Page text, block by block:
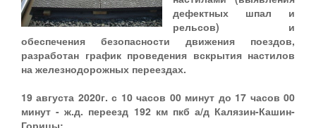
дефектных шпал и
рельсов) и
обеспечения безопасности движения поездов,
разработан график проведения вскрытия настилов
на железнодорожных переездах.
19 августа 2020г. с 10 часов 00 минут до 17 часов 00
минут - ж.д. переезд 192 км пкб а/д Калязин-Кашин-
Горицы;